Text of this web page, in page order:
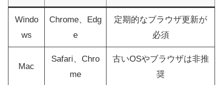
Windo
ws
Chrome、Edg
e
定期的なブラウザ更新が
必須
Mac
Safari、Chro
me
古いOSやブラウザは非推
奨